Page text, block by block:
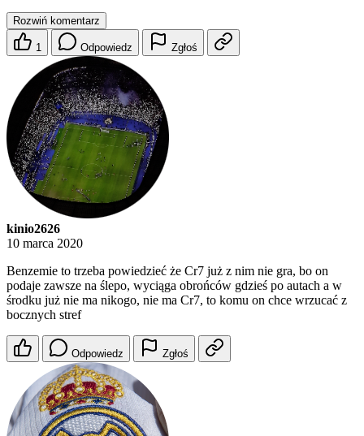
Rozwiń komentarz
1 Odpowiedz Zgłoś
kinio2626
10 marca 2020
Benzemie to trzeba powiedzieć że Cr7 już z nim nie gra, bo on
podaje zawsze na ślepo, wyciąga obrońców gdzieś po autach a w
środku już nie ma nikogo, nie ma Cr7, to komu on chce wrzucać z
bocznych stref
Odpowiedz Zgłoś